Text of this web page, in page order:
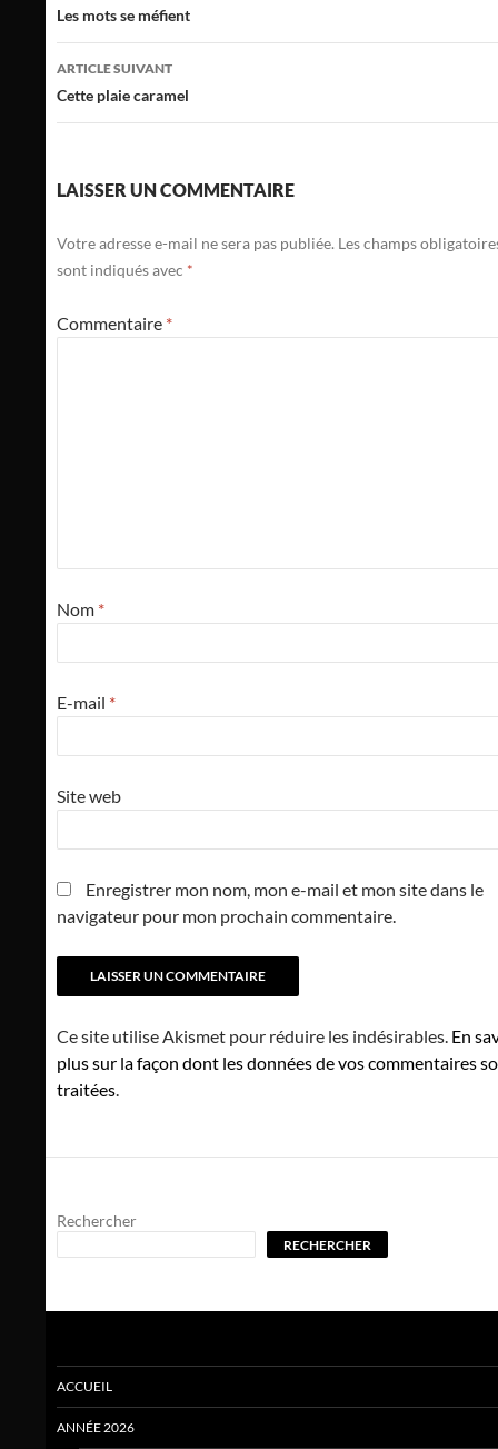
des
articles
Les mots se méfient
ARTICLE SUIVANT
Cette plaie caramel
LAISSER UN COMMENTAIRE
Votre adresse e-mail ne sera pas publiée. Les champs
sont indiqués avec *
Commentaire *
Nom *
E-mail *
Site web
Enregistrer mon nom, mon e-mail et mon site dans le
navigateur pour mon prochain commentaire.
Ce site utilise Akismet pour réduire les indésirables. En
plus sur la façon dont les données de vos commentaires
traitées.
Rechercher
RECHERCHER
ACCUEIL
ANNÉE 2026